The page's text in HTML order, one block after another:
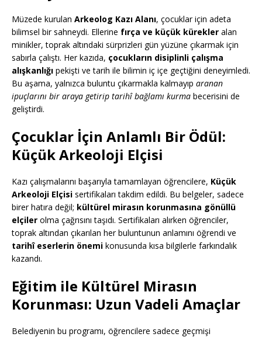
Müzede kurulan Arkeolog Kazı Alanı, çocuklar için adeta
bilimsel bir sahneydi. Ellerine fırça ve küçük kürekler alan
minikler, toprak altındaki sürprizleri gün yüzüne çıkarmak için
sabırla çalıştı. Her kazıda, çocukların disiplinli çalışma
alışkanlığı pekişti ve tarih ile bilimin iç içe geçtiğini deneyimledi.
Bu aşama, yalnızca buluntu çıkarmakla kalmayıp aranan
ipuçlarını bir araya getirip tarihî bağlamı kurma becerisini de
geliştirdi.
Çocuklar İçin Anlamlı Bir Ödül:
Küçük Arkeoloji Elçisi
Kazı çalışmalarını başarıyla tamamlayan öğrencilere, Küçük
Arkeoloji Elçisi sertifikaları takdim edildi. Bu belgeler, sadece
birer hatıra değil; kültürel mirasın korunmasına gönüllü
elçiler olma çağrısını taşıdı. Sertifikaları alırken öğrenciler,
toprak altından çıkarılan her buluntunun anlamını öğrendi ve
tarihî eserlerin önemi konusunda kısa bilgilerle farkındalık
kazandı.
Eğitim ile Kültürel Mirasın
Korunması: Uzun Vadeli Amaçlar
Belediyenin bu programı, öğrencilere sadece geçmişi